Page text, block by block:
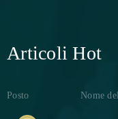
Articoli Hot
Posto Nome